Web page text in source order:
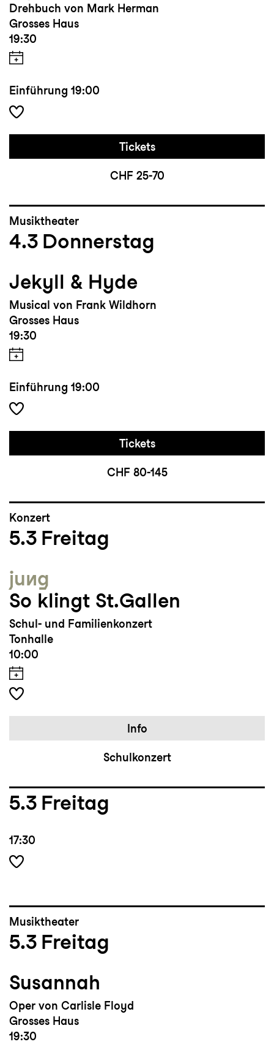
Drehbuch von Mark Herman
Grosses Haus
19:30
Einführung 19:00
Tickets
CHF 25-70
Musiktheater
4.3 Donnerstag
Jekyll & Hyde
Musical von Frank Wildhorn
Grosses Haus
19:30
Einführung 19:00
Tickets
CHF 80-145
Konzert
5.3 Freitag
jung
So klingt St.Gallen
Schul- und Familienkonzert
Tonhalle
10:00
Info
Schulkonzert
5.3 Freitag
17:30
Musiktheater
5.3 Freitag
Susannah
Oper von Carlisle Floyd
Grosses Haus
19:30